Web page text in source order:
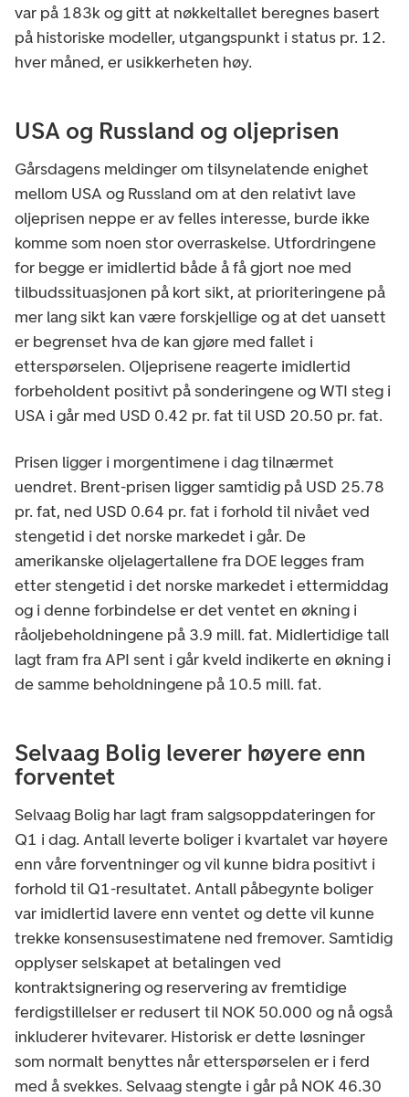
var på 183k og gitt at nøkkeltallet beregnes basert
på historiske modeller, utgangspunkt i status pr. 12.
hver måned, er usikkerheten høy.
USA og Russland og oljeprisen
Gårsdagens meldinger om tilsynelatende enighet
mellom USA og Russland om at den relativt lave
oljeprisen neppe er av felles interesse, burde ikke
komme som noen stor overraskelse. Utfordringene
for begge er imidlertid både å få gjort noe med
tilbudssituasjonen på kort sikt, at prioriteringene på
mer lang sikt kan være forskjellige og at det uansett
er begrenset hva de kan gjøre med fallet i
etterspørselen. Oljeprisene reagerte imidlertid
forbeholdent positivt på sonderingene og WTI steg i
USA i går med USD 0.42 pr. fat til USD 20.50 pr. fat.
Prisen ligger i morgentimene i dag tilnærmet
uendret. Brent-prisen ligger samtidig på USD 25.78
pr. fat, ned USD 0.64 pr. fat i forhold til nivået ved
stengetid i det norske markedet i går. De
amerikanske oljelagertallene fra DOE legges fram
etter stengetid i det norske markedet i ettermiddag
og i denne forbindelse er det ventet en økning i
råoljebeholdningene på 3.9 mill. fat. Midlertidige tall
lagt fram fra API sent i går kveld indikerte en økning i
de samme beholdningene på 10.5 mill. fat.
Selvaag Bolig leverer høyere enn
forventet
Selvaag Bolig har lagt fram salgsoppdateringen for
Q1 i dag. Antall leverte boliger i kvartalet var høyere
enn våre forventninger og vil kunne bidra positivt i
forhold til Q1-resultatet. Antall påbegynte boliger
var imidlertid lavere enn ventet og dette vil kunne
trekke konsensusestimatene ned fremover. Samtidig
opplyser selskapet at betalingen ved
kontraktsignering og reservering av fremtidige
ferdigstillelser er redusert til NOK 50.000 og nå også
inkluderer hvitevarer. Historisk er dette løsninger
som normalt benyttes når etterspørselen er i ferd
med å svekkes. Selvaag stengte i går på NOK 46.30